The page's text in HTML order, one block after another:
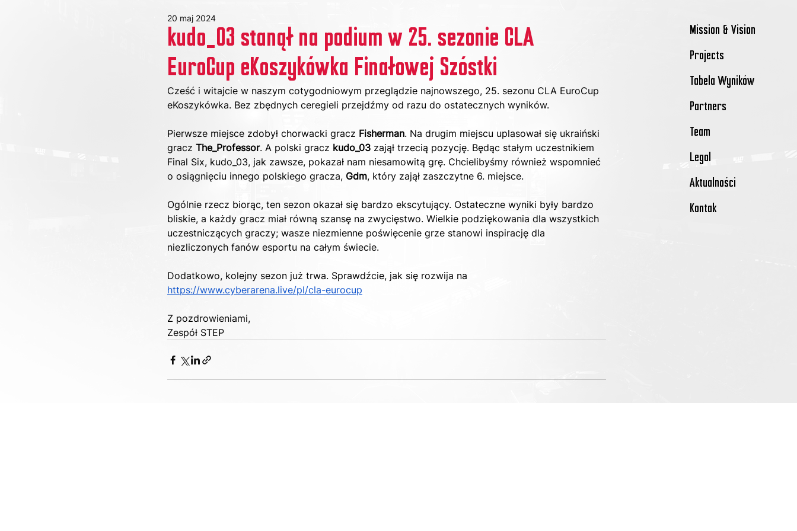
Mission & Vision
Projects
Tabela Wyników
Partners
Team
Legal
Aktualności
Kontak
kudo_03 stanął na podium w 25. sezonie CLA
EuroCup eKoszykówka Finałowej Szóstki
20 maj 2024
Cześć i witajcie w naszym cotygodniowym przeglądzie najnowszego, 25. sezonu CLA EuroCup
eKoszykówka. Bez zbędnych ceregieli przejdźmy od razu do ostatecznych wyników.
Pierwsze miejsce zdobył chorwacki gracz Fisherman. Na drugim miejscu uplasował się ukraiński
gracz The_Professor. A polski gracz kudo_03 zajął trzecią pozycję. Będąc stałym uczestnikiem
Final Six, kudo_03, jak zawsze, pokazał nam niesamowitą grę. Chcielibyśmy również wspomnieć
o osiągnięciu innego polskiego gracza, Gdm, który zajął zaszczytne 6. miejsce.
Ogólnie rzecz biorąc, ten sezon okazał się bardzo ekscytujący. Ostateczne wyniki były bardzo
bliskie, a każdy gracz miał równą szansę na zwycięstwo. Wielkie podziękowania dla wszystkich
uczestniczących graczy; wasze niezmienne poświęcenie grze stanowi inspirację dla
niezliczonych fanów esportu na całym świecie.
Dodatkowo, kolejny sezon już trwa. Sprawdźcie, jak się rozwija na
https://www.cyberarena.live/pl/cla-eurocup
Z pozdrowieniami,
Zespół STEP